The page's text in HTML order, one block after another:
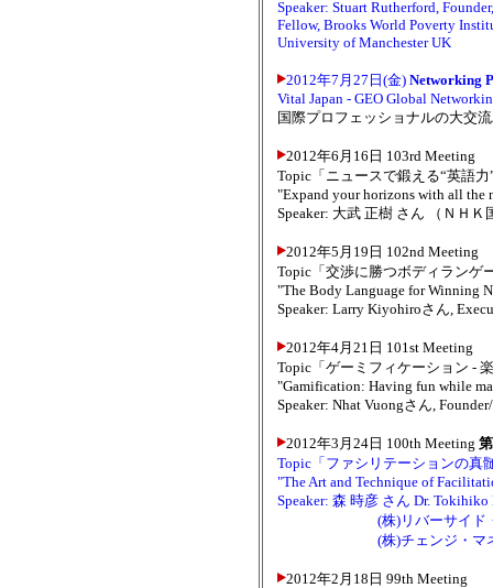
Speaker: Stuart Rutherford,
Fellow, Brooks World Poverty
University of Manchester UK
2012年7月27日(金) Networking
Vital Japan - GEO Global
国際プロフェッショナルの大交
2012年6月16日 103rd Meeting
Topic「ニュースで鍛える“英語
"Expand your horizons with all the
Speaker: 大武 正樹 さん （ＮＨ
2012年5月19日 102nd Meeting
Topic「交渉に勝つボディランゲ
"The Body Language for Winning
Speaker: Larry Kiyohiroさん,
2012年4月21日 101st Meeting
Topic「ゲーミフィケーション -
"Gamification: Having fun while
Speaker: Nhat Vuongさん,
2012年3月24日 100th Meeting
Topic「ファシリテーションの真
"The Art and Technique of
Speaker: 森 時彦 さん Dr.
(株)リバーサイド・パー
(株)チェンジ・マネジメ
2012年2月18日 99th Meeting